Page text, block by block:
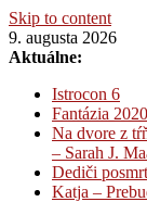
Skip to content
9. augusta 2026
Aktuálne:
Istrocon 6
Fantázia 2020
Na dvore z
– Sarah J.
Dediči
Katja –